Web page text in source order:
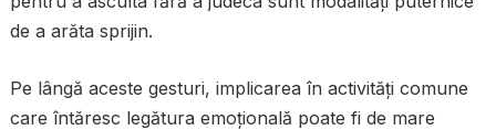
de a arăta sprijin.
Pe lângă aceste gesturi, implicarea în activități comune
care întăresc legătura emoțională poate fi de mare